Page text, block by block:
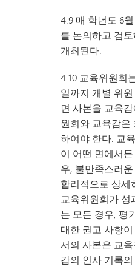
4.9 매 학년도 6
를 논의하고 검
개최된다.
4.10 교육위원회
일까지 개별 위
면 사본을 교육
원회와 교육감은
하여야 한다. 교
이 어떤 면에서
우, 불만족스러
합리적으로 상세
교육위원회가
는 모든 경우, 평
대한 권고 사항
서의 사본은 교
감의 인사 기록